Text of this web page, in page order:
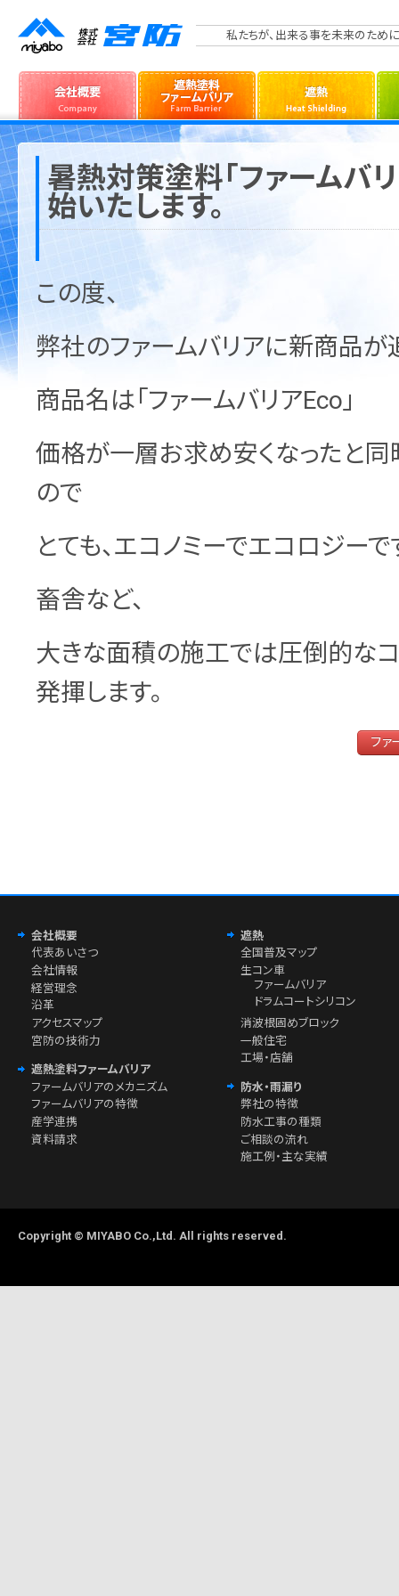
私たちが、出来る事を未来のために
暑熱対策塗料「ファームバ
始いたします。
この度、
弊社のファームバリアに新商品が
商品名は「ファームバリアEco」
価格が一層お求め安くなったと
ので
とても、エコノミーでエコロジーで
畜舎など、
大きな面積の施工では圧倒的なコ
発揮します。
ファ
会社概要
代表あいさつ
会社情報
経営理念
沿革
アクセスマップ
宮防の技術力
遮熱塗料ファームバリア
ファームバリアのメカニズム
ファームバリアの特徴
産学連携
資料請求
遮熱
全国普及マップ
生コン車
ファームバリア
ドラムコートシリコン
消波根固めブロック
一般住宅
工場・店舗
防水・雨漏り
弊社の特徴
防水工事の種類
ご相談の流れ
施工例・主な実績
Copyright © MIYABO Co.,Ltd. All rights reserved.